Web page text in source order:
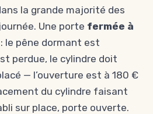
la grande majorité des
Une porte fermée à
le pêne dormant est
perdue, le cylindre doit
— l’ouverture est à 180 €
du cylindre faisant
sur place, porte ouverte.